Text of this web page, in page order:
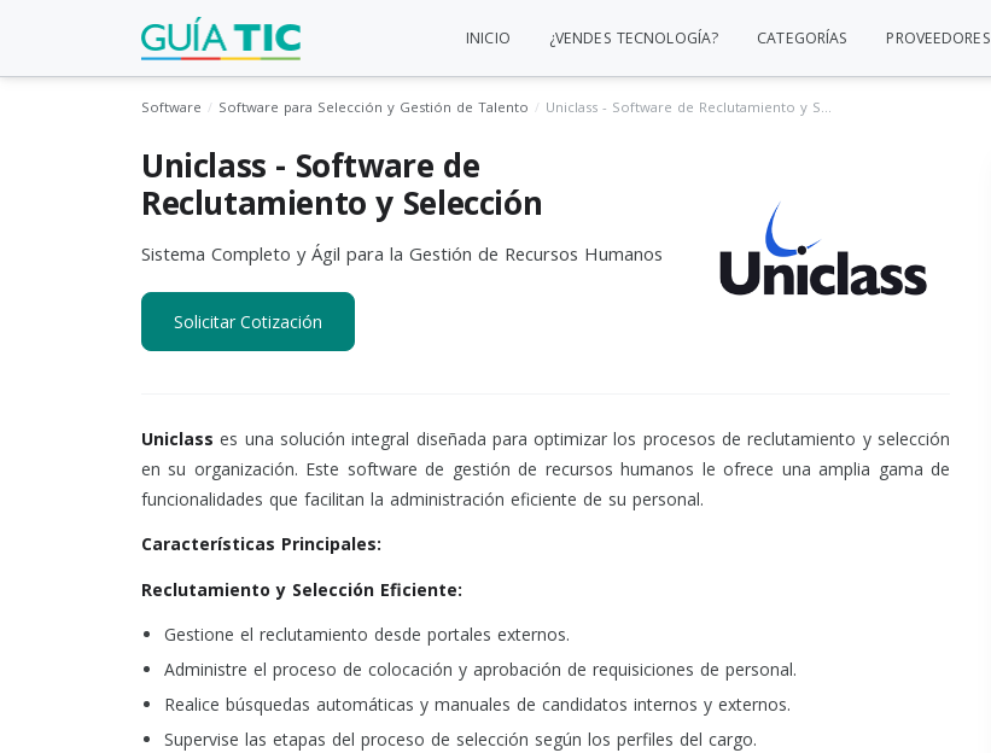
INICIO ¿VENDES TECNOLOGÍA? CATEGORÍAS PROVEEDORES
Software Software para Selección y Gestión de Talento Uniclass - Software de Reclutamiento y Selección
Uniclass - Software de
Reclutamiento y Selección
Sistema Completo y Ágil para la Gestión de Recursos Humanos
Solicitar Cotización
Uniclasses una solución integral diseñada para optimizar los procesos de reclutamiento y selección
en su organización. Este software de gestión de recursos humanos le ofrece una amplia gama de
funcionalidades que facilitan la administración eficiente de su personal.
Características Principales:
Reclutamiento y Selección Eficiente:
Gestione el reclutamiento desde portales externos.
Administre el proceso de colocación y aprobación de requisiciones de personal.
Realice búsquedas automáticas y manuales de candidatos internos y externos.
Supervise las etapas del proceso de selección según los perfiles del cargo.